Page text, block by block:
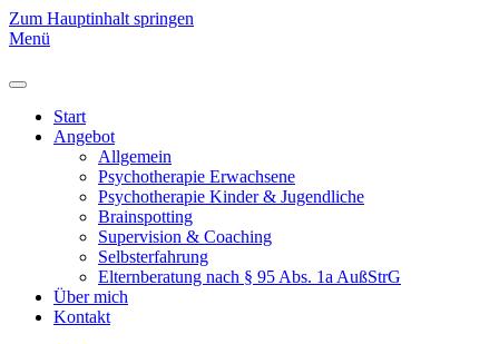
Zum Hauptinhalt springen
Menü
Start
Angebot
Allgemein
Psychotherapie Erwachsene
Psychotherapie Kinder & Jugendliche
Brainspotting
Supervision & Coaching
Selbsterfahrung
Elternberatung nach § 95 Abs. 1a AußStrG
Über mich
Kontakt